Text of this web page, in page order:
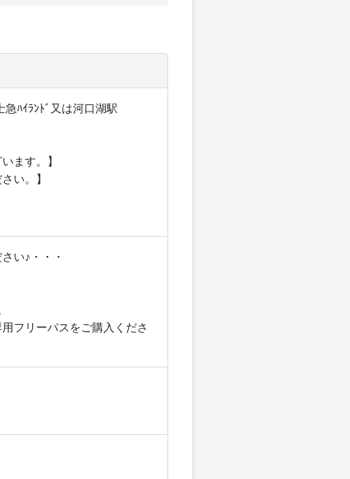
ﾊｲﾗﾝﾄﾞ又は河口湖駅
ます。】
い。】
い♪・・・
フリーパスをご購入くださ